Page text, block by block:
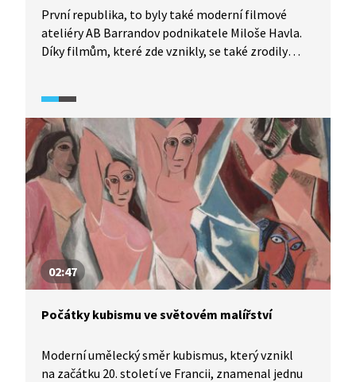
První republika, to byly také moderní filmové
ateliéry AB Barrandov podnikatele Miloše Havla.
Díky filmům, které zde vznikly, se také zrodily
Rovněž Hugo Haas tu natočil řadu filmů. Jiří
Voskovec a Jan Werich v ateliérech natočili např.
film Hej rup, který humornou formou popisoval
potíže českých občanů s ekonomickou krizí.
02:47
Počátky kubismu ve světovém malířství
Moderní umělecký směr kubismus, který vznikl
na začátku 20. století ve Francii, znamenal jednu